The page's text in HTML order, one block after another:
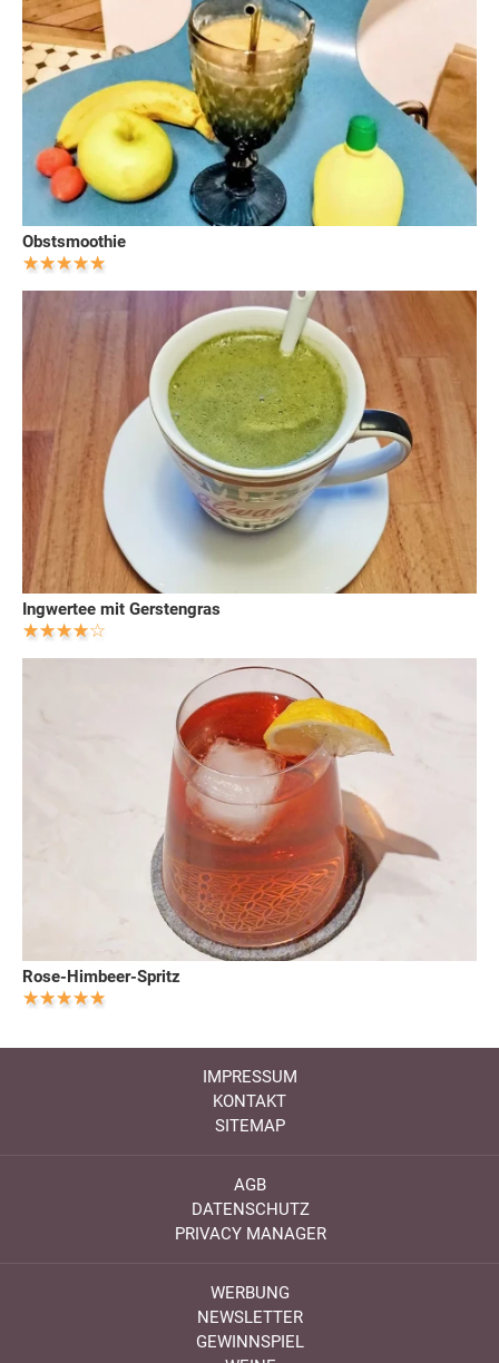
Obstsmoothie
Ingwertee mit Gerstengras
Rose-Himbeer-Spritz
IMPRESSUM
KONTAKT
SITEMAP
AGB
DATENSCHUTZ
PRIVACY MANAGER
WERBUNG
NEWSLETTER
GEWINNSPIEL